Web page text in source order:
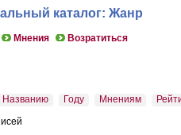
каталог: Жанр
Мнения Возратиться
Названию Году Мнениям